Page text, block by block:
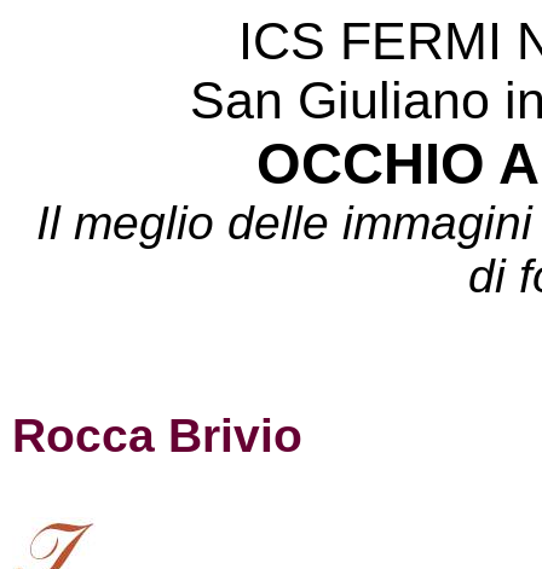
ICS FERMI
San Giuliano
OCCHIO
Il meglio delle
di
Rocca Brivio